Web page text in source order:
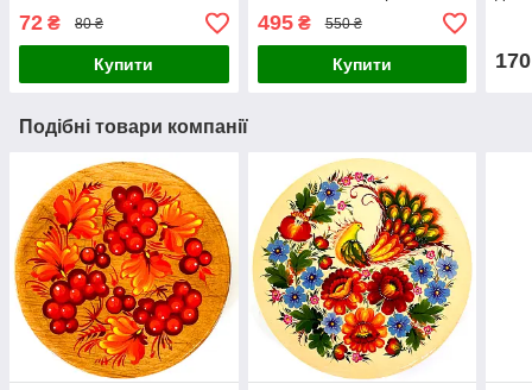
72 ₴ 80 ₴
Купити
Український сувенір
495₴ 550 ₴
Купити 170
Подібні товари компанії